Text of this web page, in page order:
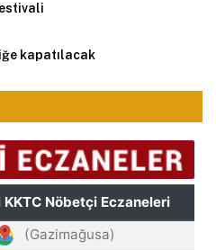
kapatılacak